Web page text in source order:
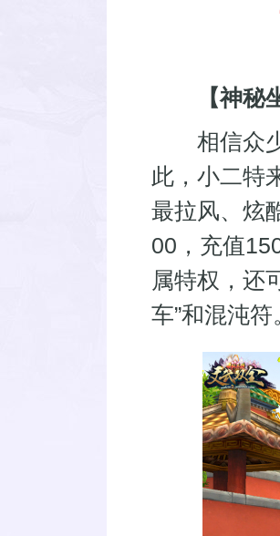
【神秘
相信众少
此，小二特
最拉风、炫
00，充值
属特权，还
车”和混沌